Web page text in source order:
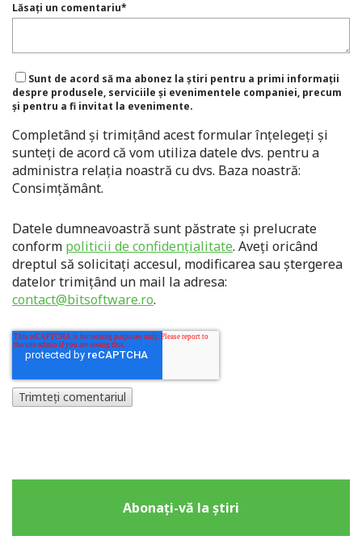
Lăsați un comentariu*
Sunt de acord să ma abonez la știri pentru a primi informații
despre produsele, serviciile și evenimentele companiei, precum
și pentru a fi invitat la evenimente.
Completând și trimițând acest formular înțelegeți și
sunteți de acord că vom utiliza datele dvs. pentru a
administra relația noastră cu dvs. Baza noastră:
Consimțământ.
Datele dumneavoastră sunt păstrate și prelucrate
conform politicii de confidențialitate. Aveți oricând
dreptul să solicitați accesul, modificarea sau ștergerea
datelor trimițând un mail la adresa:
contact@bitsoftware.ro.
Abonați-vă la știri